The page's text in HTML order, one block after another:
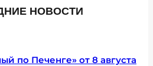
НОВОСТИ
по Печенге» от 8 августа